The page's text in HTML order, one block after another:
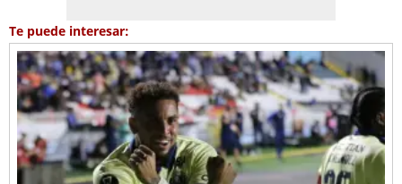
Te puede interesar: